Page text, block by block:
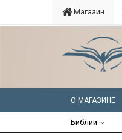
Магазин
О МАГАЗИНЕ
Библии